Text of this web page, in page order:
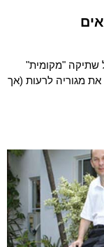
שתיקה "מקומית"
מגוריה לרעות (אך